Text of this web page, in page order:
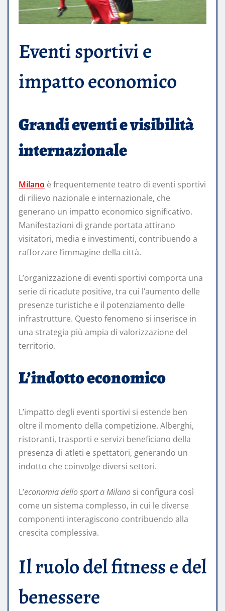
Eventi sportivi e
impatto economico
Grandi eventi e visibilità
internazionale
Milano è frequentemente teatro di eventi sportivi
di rilievo nazionale e internazionale, che
generano un impatto economico significativo.
Manifestazioni di grande portata attirano
visitatori, media e investimenti, contribuendo a
rafforzare l’immagine della città.
L’organizzazione di eventi sportivi comporta una
serie di ricadute positive, tra cui l’aumento delle
presenze turistiche e il potenziamento delle
infrastrutture. Questo fenomeno si inserisce in
una strategia più ampia di valorizzazione del
territorio.
L’indotto economico
L’impatto degli eventi sportivi si estende ben
oltre il momento della competizione. Alberghi,
ristoranti, trasporti e servizi beneficiano della
presenza di atleti e spettatori, generando un
indotto che coinvolge diversi settori.
L’economia dello sport a Milano si configura così
come un sistema complesso, in cui le diverse
componenti interagiscono contribuendo alla
crescita complessiva.
Il ruolo del fitness e del
benessere